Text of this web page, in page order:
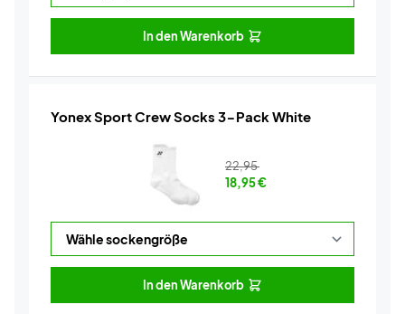
In den Warenkorb
Yonex Sport Crew Socks 3-Pack White
22,95
18,95€
In den Warenkorb